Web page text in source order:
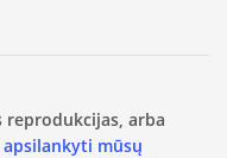
reprodukcijas, arba
apsilankyti mūsų